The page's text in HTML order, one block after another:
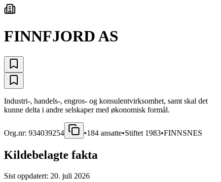
FINNFJORD AS
Industri-, handels-, engros- og konsulentvirksomhet, samt skal det
kunne delta i andre selskaper med økonomisk formål.
Org.nr: 934039254 •184 ansatte•Stiftet 1983•FINNSNES
Kildebelagte fakta
Sist oppdatert: 20. juli 2026